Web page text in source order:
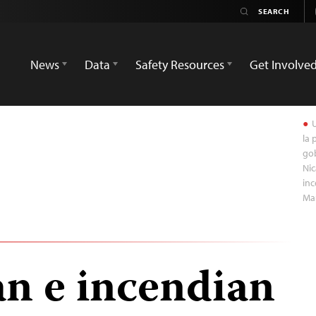
News
Data Safety Resources Get Involved
la
e incendian